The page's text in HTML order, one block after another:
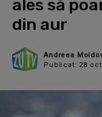
ales să
din aur
Andreea
Publicat: 28